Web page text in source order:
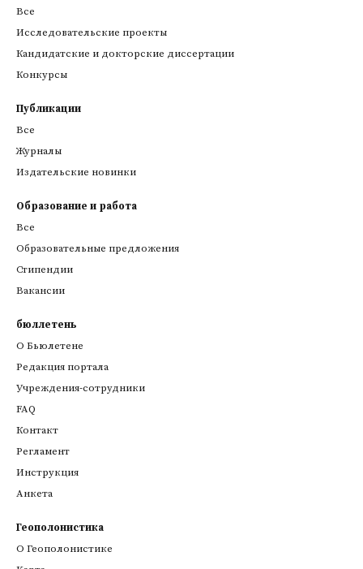
Все
Исследовательские проекты
Кандидатские и докторские диссертации
Конкурсы
Публикации
Все
Журналы
Издательские новинки
Образование и работа
Все
Образовательные предложения
Стипендии
Вакансии
бюллетень
О Бьюлетене
Редакция портала
Учреждения-сотрудники
FAQ
Контакт
Регламент
Инструкция
Анкета
Геополонистика
О Геополонистике